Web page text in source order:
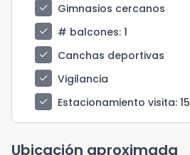
check
Gimnasios cercanos
check
# balcones: 1
check
Canchas deportivas
check
Vigilancia
check
Estacionamiento visita: 15
Ubicación aproximada